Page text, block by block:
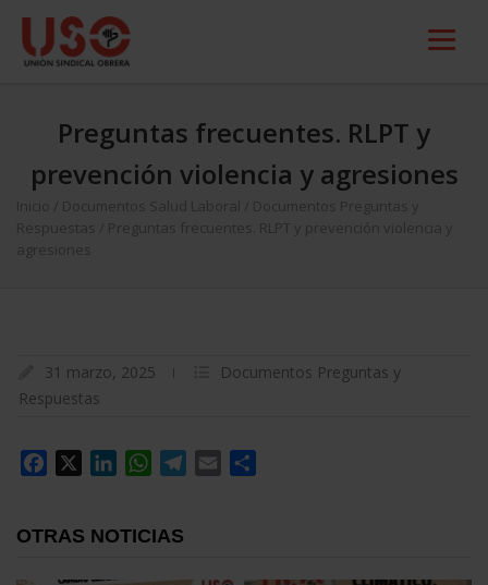
Preguntas frecuentes. RLPT y
prevención violencia y agresiones
Inicio Documentos Salud Laboral
Documentos Preguntas y
Respuestas
Preguntas frecuentes. RLPT y prevención violencia y
agresiones
31 marzo, 2025
Documentos Preguntas y
Respuestas
Facebook LinkedInWhatsApp
Telegram
Email
OTRAS NOTICIAS